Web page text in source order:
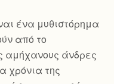
ένα μυθιστόρημα
από το
αμήχανους άνδρες
χρόνια της